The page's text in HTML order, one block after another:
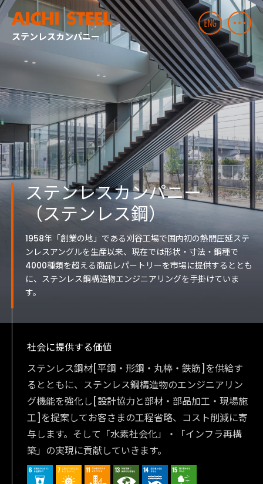
ステンレスカンパニー
ステンレスカンパニー
（ステンレス鋼）
1958年「創業の地」である刈谷工場で国内初の熱間圧延ステ
ンレスアングルを生産以来、現在では形状・寸法・鋼種で
4000種類を超える商品レパートリーを市場に提供するととも
に、ステンレス鋼構造物エンジニアリングを手掛けていま
す。
社会に提供する価値
ステンレス鋼材[平鋼・形鋼・丸棒・鉄筋]を供給す
るとともに、ステンレス鋼構造物のエンジニアリン
グ機能を強化し[設計協力と部材・部品加工・現場施
工]を提案してお客さまの工程省略、コスト削減に寄
与します。そして「水素社会化」・「インフラ再構
築」の実現に貢献していきます。